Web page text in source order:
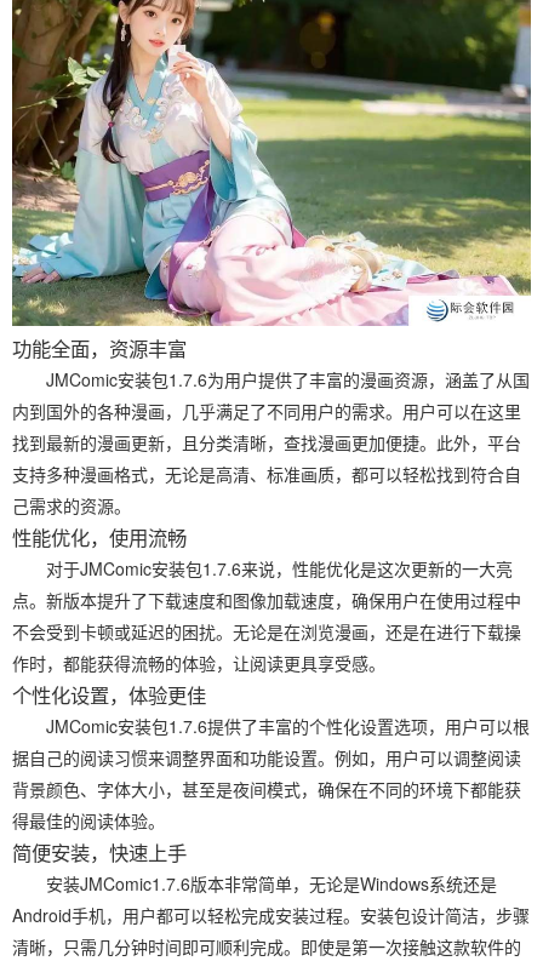
功能全面，资源丰富
JMComic安装包1.7.6为用户提供了丰富的漫画资源，涵盖了从国
内到国外的各种漫画，几乎满足了不同用户的需求。用户可以在这里
找到最新的漫画更新，且分类清晰，查找漫画更加便捷。此外，平台
支持多种漫画格式，无论是高清、标准画质，都可以轻松找到符合自
己需求的资源。
性能优化，使用流畅
对于JMComic安装包1.7.6来说，性能优化是这次更新的一大亮
点。新版本提升了下载速度和图像加载速度，确保用户在使用过程中
不会受到卡顿或延迟的困扰。无论是在浏览漫画，还是在进行下载操
作时，都能获得流畅的体验，让阅读更具享受感。
个性化设置，体验更佳
JMComic安装包1.7.6提供了丰富的个性化设置选项，用户可以根
据自己的阅读习惯来调整界面和功能设置。例如，用户可以调整阅读
背景颜色、字体大小，甚至是夜间模式，确保在不同的环境下都能获
得最佳的阅读体验。
简便安装，快速上手
安装JMComic1.7.6版本非常简单，无论是Windows系统还是
Android手机，用户都可以轻松完成安装过程。安装包设计简洁，步骤
清晰，只需几分钟时间即可顺利完成。即使是第一次接触这款软件的